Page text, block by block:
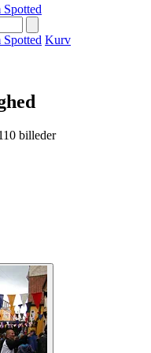
Spotted
Spotted Kurv
billeder